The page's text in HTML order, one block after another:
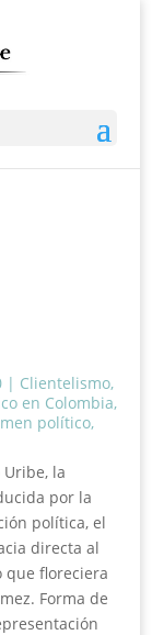
| Clientelismo,
en Colombia,
político,
la
por la
política, el
directa al
que floreciera
Forma de